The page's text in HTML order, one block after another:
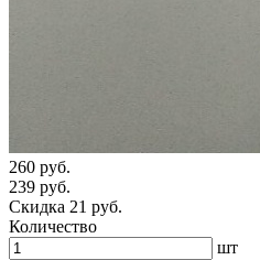
260 руб.
239 руб.
Скидка 21 руб.
Количество
шт